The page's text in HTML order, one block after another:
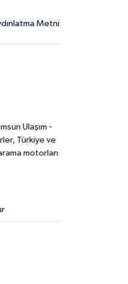
Metni
Ulaşım -
Türkiye ve
motorları